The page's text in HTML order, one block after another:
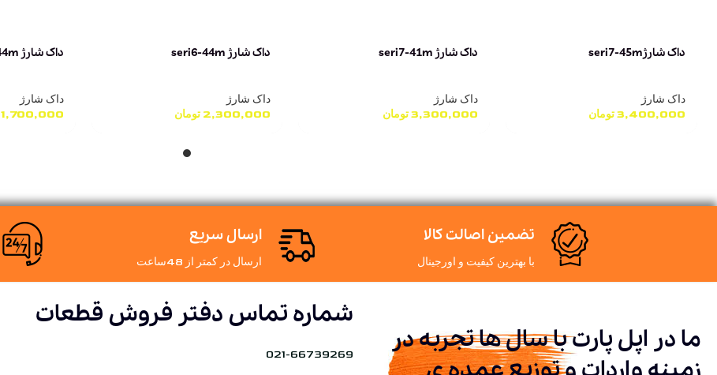
داک شارژseri7-45m
داک شارژ
3,400,000تومان
داک شارژ seri7-41m
داک شارژ
3,300,000تومان
داک شارژ seri6-44m
داک شارژ
2,300,000 تومان
داک شارژ seri5-44m
داک شارژ
1,700,000
تضمین اصالت کالا
با بهترین کیفیت و اورجینال
ارسال سریع
ارسال در کمتر از 48ساعت
ما در اپل پارت با سال ها تجربه در
شماره تماس دفتر فروش قطعات
021-66739269